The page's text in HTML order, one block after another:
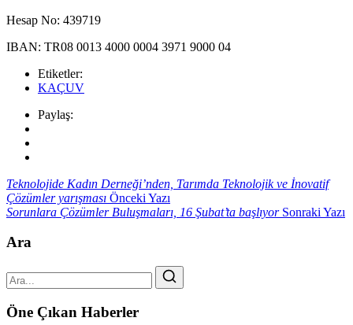
Hesap No: 439719
IBAN: TR08 0013 4000 0004 3971 9000 04
Etiketler:
KAÇUV
Paylaş:
Teknolojide Kadın Derneği’nden, Tarımda Teknolojik ve İnovatif
Çözümler yarışması Önceki Yazı
Sorunlara Çözümler Buluşmaları, 16 Şubat’ta başlıyorSonraki Yazı
Ara
Öne Çıkan Haberler